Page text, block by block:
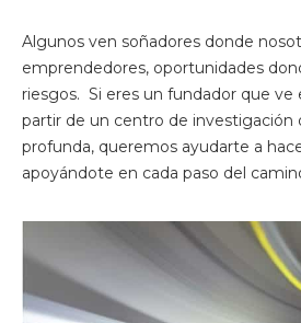
Algunos ven soñadores donde
emprendedores, oportunidades
riesgos. Si eres un fundador que ve
partir de un centro de investigación
profunda, queremos ayudarte a
apoyándote en cada paso del